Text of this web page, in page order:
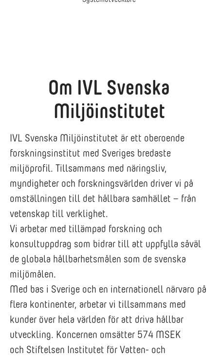
Om IVL Svenska
Miljöinstitutet
IVL Svenska Miljöinstitutet är ett oberoende
forskningsinstitut med Sveriges bredaste
miljöprofil. Tillsammans med näringsliv,
myndigheter och forskningsvärlden driver vi på
omställningen till det hållbara samhället – från
vetenskap till verklighet.
Vi arbetar med tillämpad forskning och
konsultuppdrag som bidrar till att uppfylla såväl
de globala hållbarhetsmålen som de svenska
miljömålen.
Med bas i Sverige och en internationell närvaro på
flera kontinenter, arbetar vi tillsammans med
kunder över hela världen för att driva hållbar
utveckling. Koncernen omsätter 574 MSEK
och Stiftelsen Institutet för Vatten- och